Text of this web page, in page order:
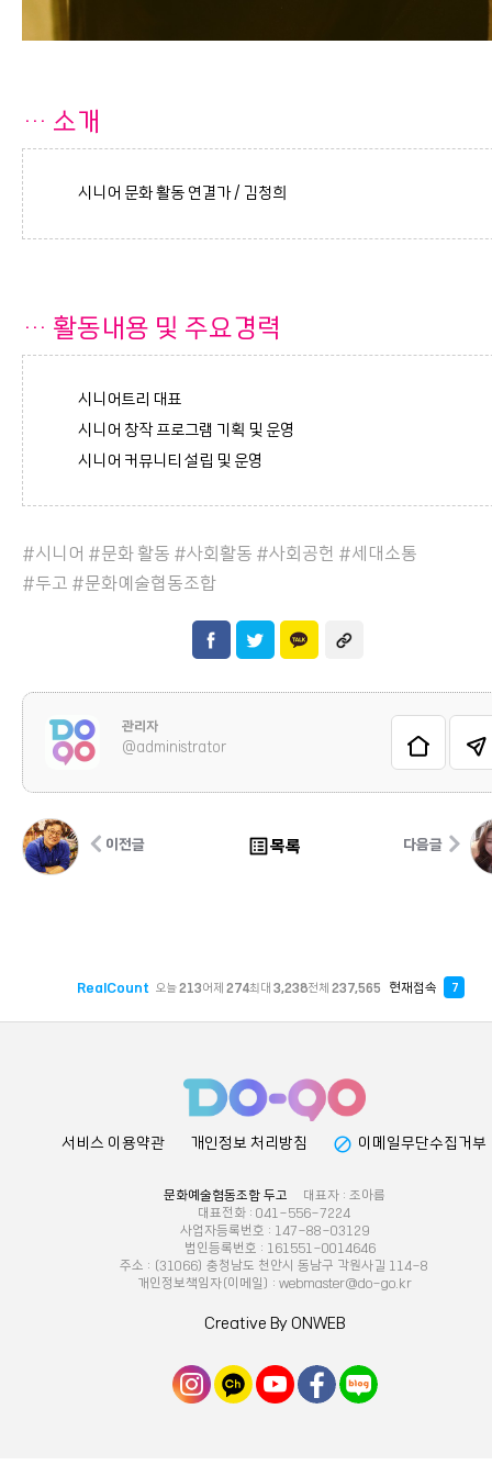
… 소개
시니어 문화 활동 연결가 / 김청희
… 활동내용 및 주요경력
시니어트리 대표
시니어 창작 프로그램 기획 및 운영
시니어 커뮤니티 설립 및 운영
#시니어 #문화 활동 #사회활동 #사회공헌 #세대소통
#두고 #문화예술협동조합
관리자
@administrator
이전글 list_alt 목록 다음글
RealCount 오늘213어제 274최대 3,238전체 237,565 현재접속 7
서비스 이용약관 개인정보 처리방침 block 이메일무단수집거부
문화예술협동조합 두고 대표자 : 조아름
대표전화 : 041-556-7224
사업자등록번호 : 147-88-03129
법인등록번호 : 161551-0014646
주소 : (31066) 충청남도 천안시 동남구 각원사길 114-8
개인정보책임자(이메일) : webmaster@do-go.kr
Creative By ONWEB